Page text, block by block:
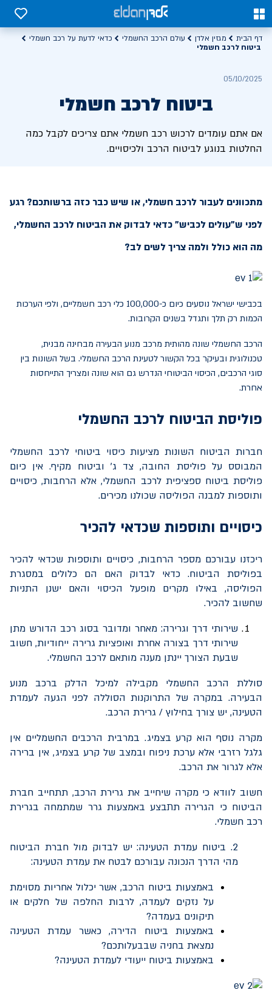
0
0
דף הבית מגזין אלדן עולם הרכב החשמלי
כדאי לדעת על רכב חשמלי
ביטוח לרכב חשמלי
05/10/2025
ביטוח לרכב חשמלי
אם אתם עומדים לרכוש רכב חשמלי אתם צריכים לקבל כמה
החלטות בנוגע לביטוח הרכב ולכיסויים.
מתכוונים לעבור לרכב חשמלי, או שיש כבר כזה ברשותכם? רגע
לפני ש"עולים לכביש" כדאי לבדוק את הביטוח לרכב החשמלי,
מה הוא כולל ולמה צריך לשים לב?
בכבישי ישראל נוסעים כיום כ-100,000 כלי רכב חשמליים, ולפי הערכות
הכמות רק תלך ותגדל בשנים הקרובות.
הרכב החשמלי שונה מהותית מרכב מנוע הבעירה מבחינה מבנית,
טכנולוגית ובעיקר בכל הקשור לטעינת הרכב החשמלי. בשל השונות בין
סוגי הרכבים, הכיסוי הביטוחי הנדרש גם הוא שונה ומצריך התייחסות
אחרת.
פוליסת הביטוח לרכב החשמלי
חברות הביטוח השונות מציעות כיסוי ביטוחי לרכב החשמלי
המבוסס על פוליסת החובה, צד ג' וביטוח מקיף. אין כיום
פוליסת ביטוח ספציפית לרכב החשמלי, אלא הרחבות, כיסויים
ותוספות למבנה הפוליסה שכולנו מכירים.
כיסויים ותוספות שכדאי להכיר
ריכזנו עבורכם מספר הרחבות, כיסויים ותוספות שכדאי להכיר
בפוליסת הביטוח. כדאי לבדוק האם הם כלולים במסגרת
הפוליסה, באילו מקרים מופעל הכיסוי והאם ישנן התניות
שחשוב להכיר.
שירותי דרך וגרירה: מאחר ומדובר בסוג רכב הדורש מתן
שירותי דרך בצורה אחרת ואופציות גרירה ייחודיות, חשוב
שבעת הצורך יינתן מענה מותאם לרכב החשמלי.
סוללת הרכב החשמלי מקבילה למיכל הדלק ברכב מנוע
הבעירה. במקרה של התרוקנות הסוללה לפני הגעה לעמדת
הטעינה, יש צורך בחילוץ / גרירת הרכב.
מקרה נוסף הוא קרע בצמיג. במרבית הרכבים החשמליים אין
גלגל רזרבי אלא ערכת ניפוח ובמצב של קרע בצמיג, אין ברירה
אלא לגרור את הרכב.
חשוב לוודא כי מקרה שיחייב את גרירת הרכב, תתחייב חברת
הביטוח כי הגרירה תתבצע באמצעות גרר שמתמחה בגרירת
רכב חשמלי.
2. ביטוח עמדת הטעינה: יש לבדוק מול חברת הביטוח
מהי הדרך הנכונה עבורכם לבטח את עמדת הטעינה:
באמצעות ביטוח הרכב, אשר יכלול אחריות מסוימת
על נזקים לעמדה, לרבות החלפה של חלקים או
תיקונים בעמדה?
באמצעות ביטוח הדירה, כאשר עמדת הטעינה
נמצאת בחניה שבבעלותכם?
באמצעות ביטוח ייעודי לעמדת הטעינה?